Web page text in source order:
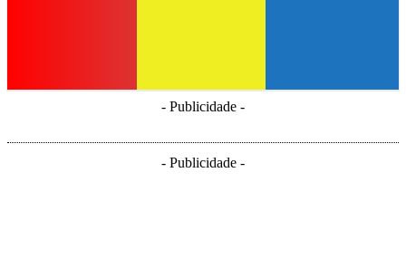
- Publicidade -
- Publicidade -